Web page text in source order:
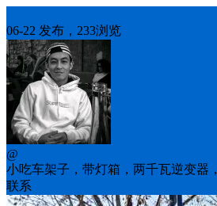
06-22 发布，233浏览
@
小吃车架子，带灯箱，两千瓦逆变器
联系